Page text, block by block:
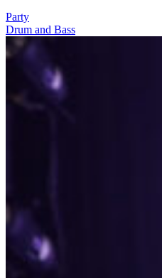
Party
Drum and Bass